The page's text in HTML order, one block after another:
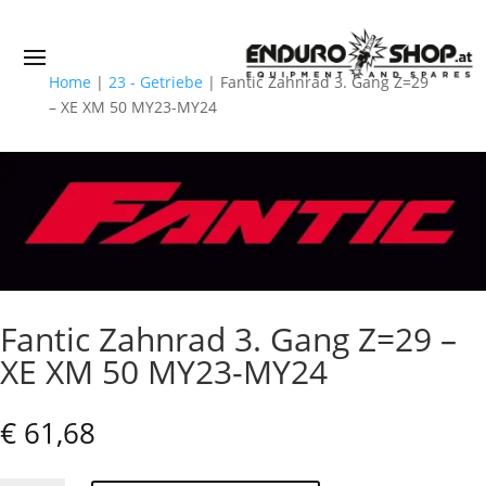
Home | 23 - Getriebe | Fantic Zahnrad 3. Gang Z=29
– XE XM 50 MY23-MY24
Fantic Zahnrad 3. Gang Z=29 –
XE XM 50 MY23-MY24
€ 61,68